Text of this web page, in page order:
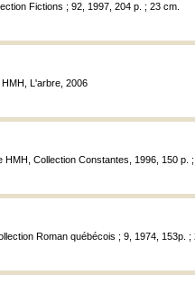
Fictions ; 92, 1997, 204 p. ; 23 cm.
HMH, L'arbre, 2006
HMH, Collection Constantes, 1996, 150 p. ;
Roman québécois ; 9, 1974, 153p. ;